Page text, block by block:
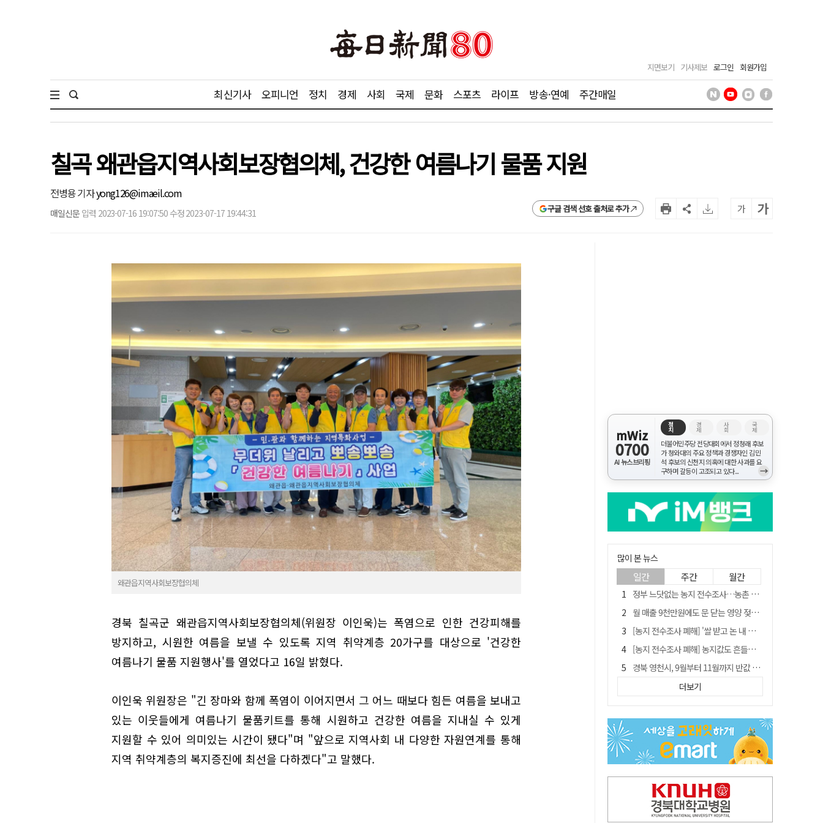
지면보기 기사제보 로그인 회원가입
최신기사 오피니언 정치 경제 사회 국제 문화 스포츠 라이프 방송·연예 주간매일
칠곡 왜관읍지역사회보장협의체, 건강한 여름나기 물품 지원
전병용 기자yong126@imaeil.com
매일신문 입력 2023-07-16 19:07:50 수정 2023-07-17 19:44:31 구글 검색 선호 출처로 추가 가 가
왜관읍지역사회보장협의체
경북 칠곡군 왜관읍지역사회보장협의체(위원장 이인욱)는 폭염으로 인한 건강피해를
방지하고, 시원한 여름을 보낼 수 있도록 지역 취약계층 20가구를 대상으로 '건강한
여름나기 물품 지원행사'를 열었다고 16일 밝혔다.
이인욱 위원장은 "긴 장마와 함께 폭염이 이어지면서 그 어느 때보다 힘든 여름을 보내고
있는 이웃들에게 여름나기 물품키트를 통해 시원하고 건강한 여름을 지내실 수 있게
지원할 수 있어 의미있는 시간이 됐다"며 "앞으로 지역사회 내 다양한 자원연계를 통해
지역 취약계층의 복지증진에 최선을 다하겠다"고 말했다.
mWiz
0700
AI 뉴스브리핑
정
치
경
제
사
회
국
제
더불어민주당 전당대회에서 정청래 후보
가 청와대의 주요 정책과 경쟁자인 김민
석 후보의 신천지 의혹에 대한 사과를 요
구하며 갈등이 고조되고 있다...
→
많이 본 뉴스
일간 주간 월간
정부 느닷없는 농지 전수조사…농촌 들쑤시는 '경자유전'의 칼날
월 매출 9천만원에도 문 닫는 영양 젖소농장… "일할 사람이 없어"
[농지 전수조사 폐해] '쌀 받고 논 내 준' 도지농 이제 어쩌나?
[농지 전수조사 폐해] 농지값도 흔들리나…"도지 막히면 헐값 매물 나올 수도"
경북 영천시, 9월부터 11월까지 반값 여행 혜택 제공
'솔리다임 IPO 추진설' SK하이닉스, 주가 9% 급락
[농지 전수조사 폐해] 실경작농·청년농 부담도 커진다
TK신공항 참여 주저한 LH, 광주군공항 사업에는 앞장
아쉬운 태클
더보기